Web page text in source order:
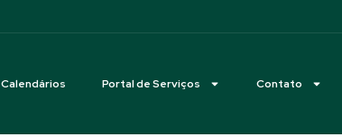
Calendários Portal de Serviços Contato